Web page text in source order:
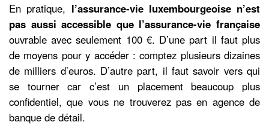
En pratique, l’assurance-vie luxembourgeoise n’est
pas aussi accessible que l’assurance-vie française
ouvrable avec seulement 100 €. D’une part il faut plus
de moyens pour y accéder : comptez plusieurs dizaines
de milliers d’euros. D’autre part, il faut savoir vers qui
se tourner car c’est un placement beaucoup plus
confidentiel, que vous ne trouverez pas en agence de
banque de détail.